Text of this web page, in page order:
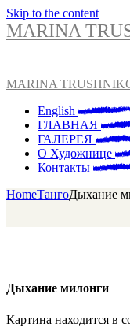
Skip to the content
MARINA
MARINA
English
ГЛАВНАЯ
ГАЛЕРЕЯ
О Художнице
Контакты
HomeТангоДыхание
Дыхание милонги
Картина находится в